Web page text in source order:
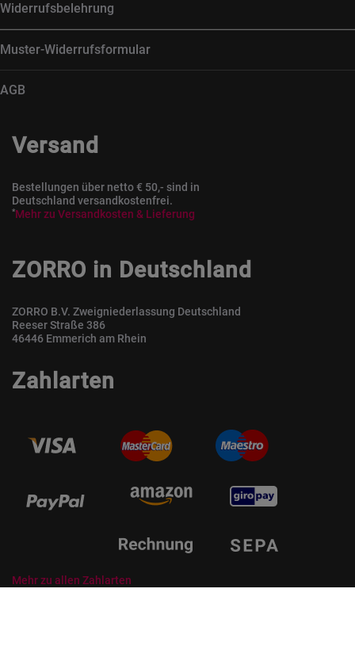
Widerrufsbelehrung
Muster-Widerrufsformular
AGB
Versand
Bestellungen über netto € 50,- sind in
Deutschland versandkostenfrei.
*Mehr zu Versandkosten & Lieferung
ZORRO in Deutschland
ZORRO B.V. Zweigniederlassung Deutschland
Reeser Straße 386
46446 Emmerich am Rhein
Zahlarten
Mehr zu allen Zahlarten